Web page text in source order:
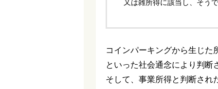
又は雑所得に該当し、そう
コインパーキングから生じた
といった社会通念により判断
そして、事業所得と判断され